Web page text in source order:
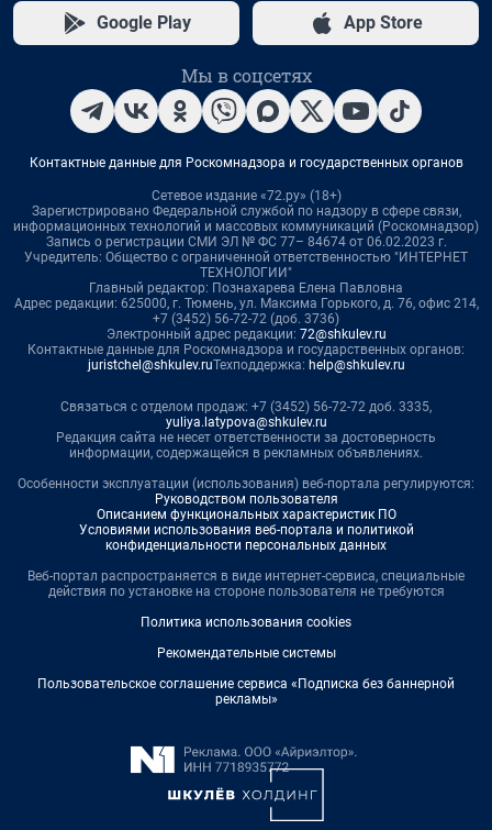
Google Play App Store
Мы в соцсетях
Контактные данные для Роскомнадзора и государственных органов
Сетевое издание «72.ру» (18+)
Зарегистрировано Федеральной службой по надзору в сфере связи,
информационных технологий и массовых коммуникаций (Роскомнадзор)
Запись о регистрации СМИ ЭЛ № ФС 77– 84674 от 06.02.2023 г.
Учредитель: Общество с ограниченной ответственностью "ИНТЕРНЕТ
ТЕХНОЛОГИИ"
Главный редактор: Познахарева Елена Павловна
Адрес редакции: 625000, г. Тюмень, ул. Максима Горького, д. 76, офис 214,
+7 (3452) 56-72-72 (доб. 3736)
Электронный адрес редакции: 72@shkulev.ru
Контактные данные для Роскомнадзора и государственных органов:
juristchel@shkulev.ruТехподдержка: help@shkulev.ru
Связаться с отделом продаж: +7 (3452) 56-72-72 доб. 3335,
yuliya.latypova@shkulev.ru
Редакция сайта не несет ответственности за достоверность
информации, содержащейся в рекламных объявлениях.
Особенности эксплуатации (использования) веб-портала регулируются:
Руководством пользователя
Описанием функциональных характеристик ПО
Условиями использования веб-портала и политикой
конфиденциальности персональных данных
Веб-портал распространяется в виде интернет-сервиса, специальные
действия по установке на стороне пользователя не требуются
Политика использования cookies
Рекомендательные системы
Пользовательское соглашение сервиса «Подписка без баннерной
рекламы»